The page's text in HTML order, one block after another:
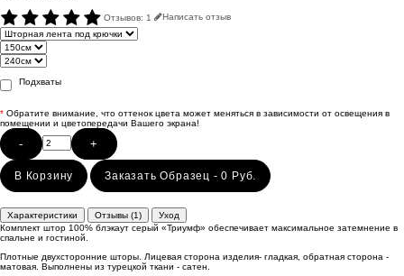
Отзывов: 1 Написать отзыв
Подхваты
* Обратите внимание, что оттенок цвета может меняться в зависимости от освещения в
помещении и цветопередачи Вашего экрана!
- +
В Корзину Заказать Образец - 0 Руб.
Характеристики Отзывы (1)
Уход
Комплект штор 100% блэкаут серый «Триумф» обеспечивает максимальное затемнение в
спальне и гостиной.
Плотные двухсторонние шторы. Лицевая сторона изделия- гладкая, обратная сторона -
матовая. Выполнены из турецкой ткани - сатен.